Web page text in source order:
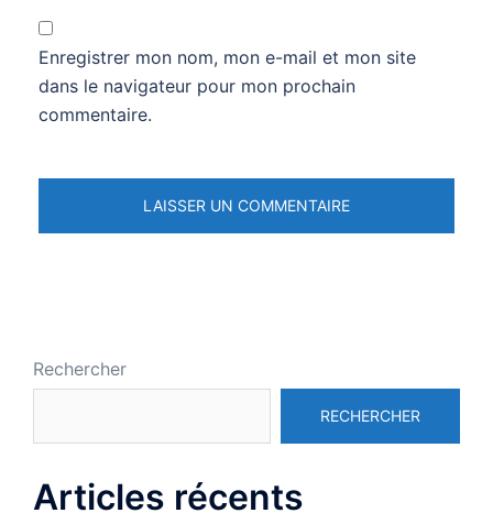
Enregistrer mon nom, mon e-mail et mon site
dans le navigateur pour mon prochain
commentaire.
Rechercher
RECHERCHER
Articles récents